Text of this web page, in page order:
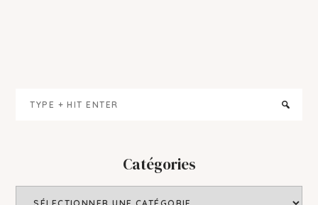
Sidebar
Catégories
Catégories